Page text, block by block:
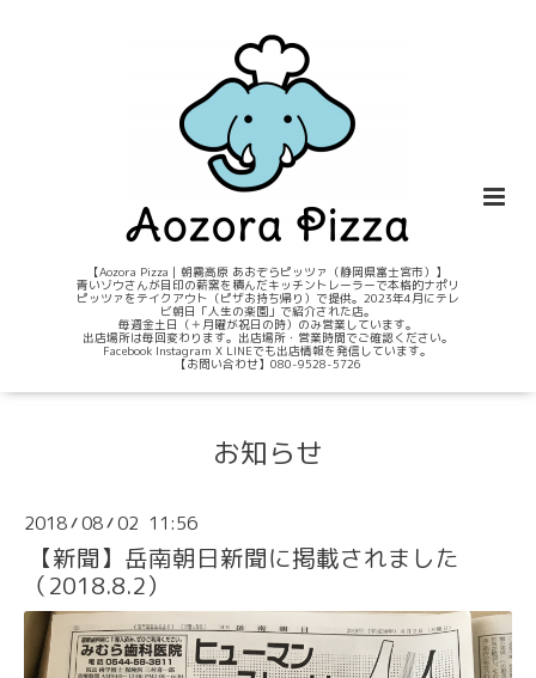
【Aozora Pizza｜朝霧高原 あおぞらピッツァ（静岡県富士宮市）】
青いゾウさんが目印の薪窯を積んだキッチントレーラーで本格的ナポリ
ピッツァをテイクアウト（ピザお持ち帰り）で提供。2023年4月にテレ
ビ朝日「人生の楽園」で紹介された店。
毎週金土日（＋月曜が祝日の時）のみ営業しています。
出店場所は毎回変わります。出店場所・営業時間でご確認ください。
Facebook Instagram X LINEでも出店情報を発信しています。
【お問い合わせ】080-9528-5726
お知らせ
2018/08/02 11:56
【新聞】岳南朝日新聞に掲載されました
（2018.8.2）